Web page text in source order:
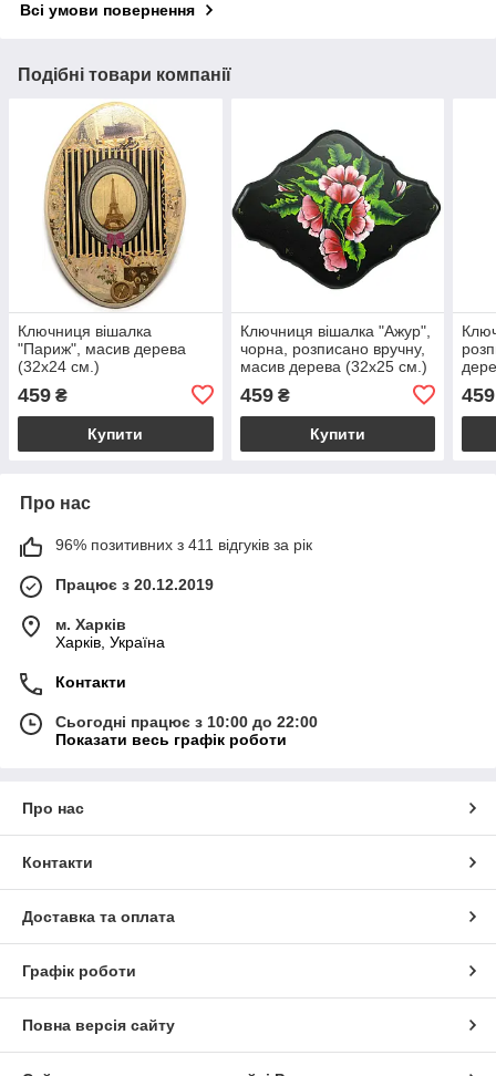
Всі умови повернення
Подібні товари компанії
Ключниця вішалка
"Париж", масив дерева
(32х24 см.)
459 ₴
Купити
Ключниця вішалка "Ажур",
чорна, розписано вручну,
масив дерева (32х25 см.)
459₴
Купити
459
Про нас
96% позитивних з 411 відгуків за рік
Працює з 20.12.2019
м. Харків
Харків, Україна
Контакти
Сьогодні працює з 10:00 до 22:00
Показати весь графік роботи
Про нас
Контакти
Доставка та оплата
Графік роботи
Повна версія сайту